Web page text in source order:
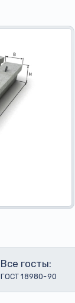
Все госты:
ГОСТ 18980-90